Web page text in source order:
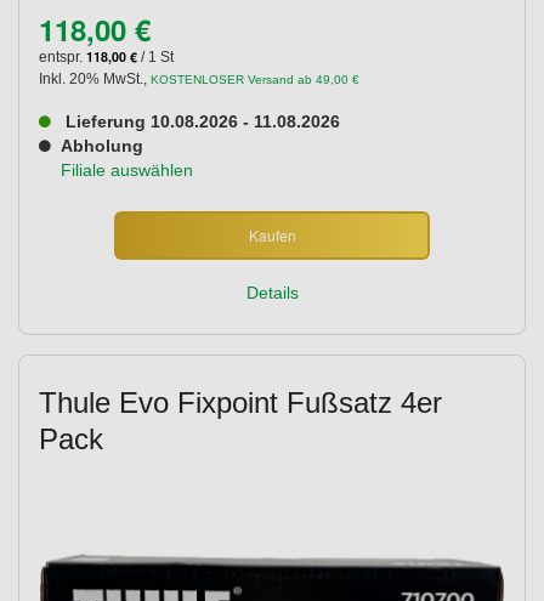
118,00 €
entspr. 118,00 € / 1 St
Inkl. 20% MwSt., KOSTENLOSER Versand ab 49,00 €
Lieferung 10.08.2026 - 11.08.2026
Abholung
Filiale auswählen
Kaufen
Details
Thule Evo Fixpoint Fußsatz 4er
Pack